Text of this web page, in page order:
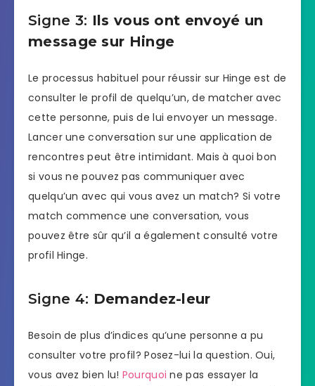
Signe 3: Ils vous ont envoyé un
message sur Hinge
Le processus habituel pour réussir sur Hinge est de
consulter le profil de quelqu’un, de matcher avec
cette personne, puis de lui envoyer un message.
Lancer une conversation sur une application de
rencontres peut être intimidant. Mais à quoi bon
si vous ne pouvez pas communiquer avec
quelqu’un avec qui vous avez un match? Si votre
match commence une conversation, vous
pouvez être sûr qu’il a également consulté votre
profil Hinge.
Signe 4: Demandez-leur
Besoin de plus d’indices qu’une personne a pu
consulter votre profil? Posez-lui la question. Oui,
vous avez bien lu! Pourquoi ne pas essayer la